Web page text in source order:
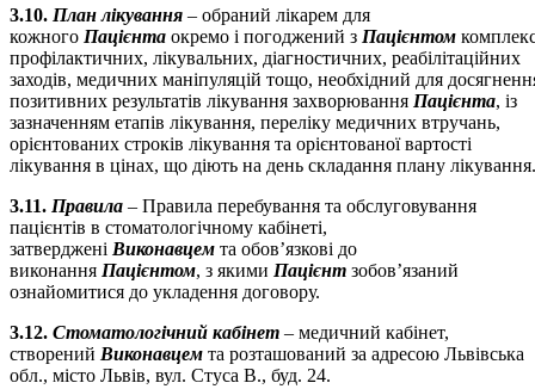
3.10. План лікування – обраний лікарем для
кожного Пацієнта окремо і погоджений з Пацієнтом
профілактичних, лікувальних, діагностичних, реабілітаційних
заходів, медичних маніпуляцій тощо, необхідний для
позитивних результатів лікування захворювання Пацієнта, із
зазначенням етапів лікування, переліку медичних втручань,
орієнтованих строків лікування та орієнтованої вартості
лікування в цінах, що діють на день складання плану лікування.
3.11. Правила – Правила перебування та обслуговування
пацієнтів в стоматологічному кабінеті,
затверджені Виконавцем та обов’язкові до
виконання Пацієнтом, з якими Пацієнт зобов’язаний
ознайомитися до укладення договору.
3.12. Стоматологічний кабінет – медичний кабінет,
створений Виконавцем та розташований за адресою Львівська
обл., місто Львів, вул. Стуса В., буд. 24.